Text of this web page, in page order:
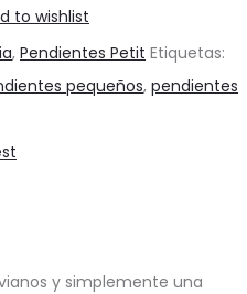
to wishlist
, Pendientes Petit Etiquetas:
pequeños, pendientes
y simplemente una